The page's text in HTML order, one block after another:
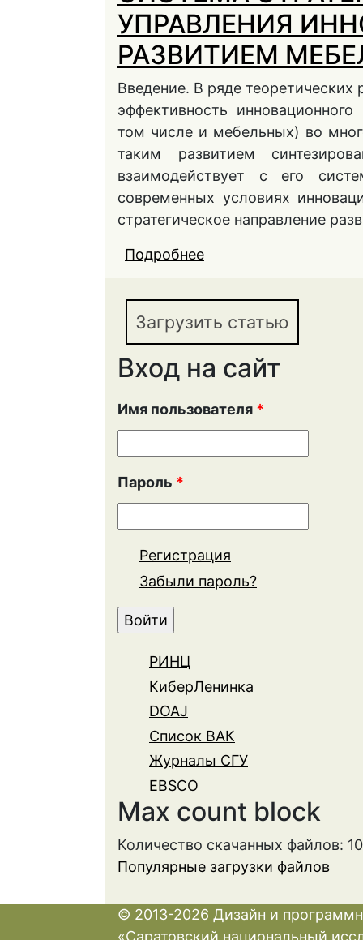
УПРАВЛЕНИЯ
РАЗВИТИЕМ
Введение. В ряде теоретических
эффективность
том числе и мебельных) во
таким развитием
взаимодействует c его
современных условиях
стратегическое направление
Подробнее
Загрузить статью
Вход на сайт
Имя пользователя *
Пароль *
Регистрация
Забыли пароль?
РИНЦ
КиберЛенинка
DOAJ
Список ВАК
Журналы СГУ
EBSCO
Max count block
Количество скачанных файлов:
Популярные загрузки файлов
© 2013-2026 Дизайн и
«Саратовский национальный